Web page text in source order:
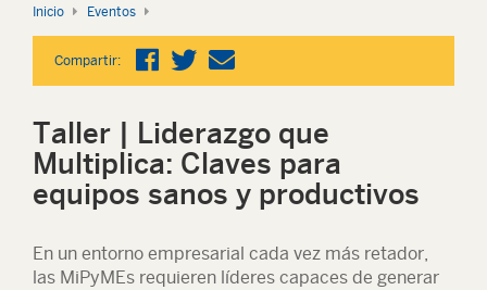
Inicio Eventos
Compartir:
Taller | Liderazgo que
Multiplica: Claves para
equipos sanos y productivos
En un entorno empresarial cada vez más retador,
las MiPyMEs requieren líderes capaces de generar